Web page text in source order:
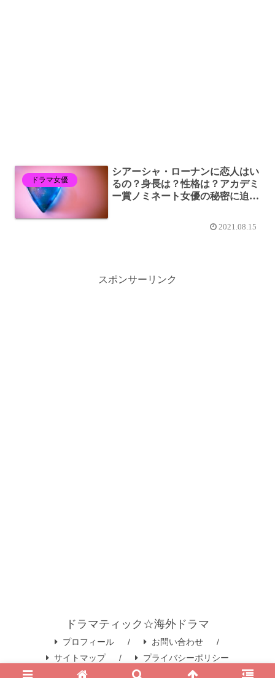
ドラマ女優
シアーシャ・ローナンに恋人はい
るの？身長は？性格は？アカデミ
ー賞ノミネート女優の秘密に迫
2021.08.15
スポンサーリンク
ドラマティック☆海外ドラマ
プロフィール
お問い合わせ
サイトマップ
プライバシーポリシー